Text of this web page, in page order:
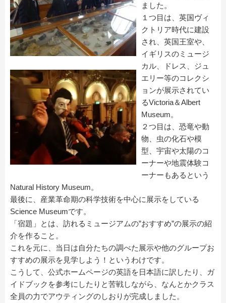
ました。
１つ目は、英国ヴィ
クトリア時代に建設
され、英国王室や、
イギリスのミュージ
カル、ドレス、ジュ
エリー等のコレクシ
ョンが展示されてい
るVictoria＆Albert
Museum。
２つ目は、恐竜や動
物、虫の化石や模
型、宇宙や太陽のコ
ーナーや地震体験コ
ーナーもあるという
Natural History Museum。
最後に、産業革命期の科学技術を中心に展示をしている
Science Museumです。
「宿題」とは、訪れるミュージアムの”おすすめ”の展示の紹
介を作ること。
これを元に、当日は自分たちの調べた展示や他のグループお
すすめの展示を見学しよう！というわけです。
こうして、公式ホームページの英語を日本語に訳したり、ガ
イドブックを参考にしたりと苦戦しながら、なんとかクラス
全員の力でアウティングのしおりが完成しました。